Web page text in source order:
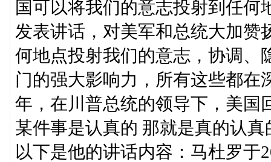
国可以将我们的意志投射到任
发表讲话，对美军和总统大加赞
何地点投射我们的意志，协调、
门的强大影响力，所有这些都在
年，在川普总统的领导下，美国
某件事是认真的 那就是真的认
以下是他的讲话内容：马杜罗于